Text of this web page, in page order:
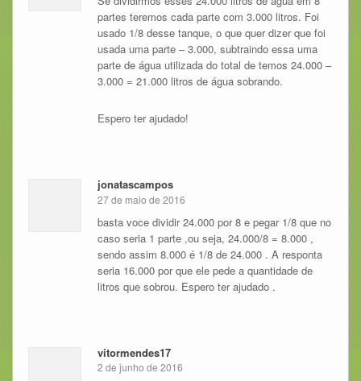
partes teremos cada parte com 3.000 litros. Foi
usado 1/8 desse tanque, o que quer dizer que foi
usada uma parte – 3.000, subtraindo essa uma
parte de água utilizada do total de temos 24.000 –
3.000 = 21.000 litros de água sobrando.
Espero ter ajudado!
jonatascampos
27 de maio de 2016
basta voce dividir 24.000 por 8 e pegar 1/8 que no
caso seria 1 parte ,ou seja, 24.000/8 = 8.000 ,
sendo assim 8.000 é 1/8 de 24.000 . A responta
seria 16.000 por que ele pede a quantidade de
litros que sobrou. Espero ter ajudado .
vitormendes17
2 de junho de 2016